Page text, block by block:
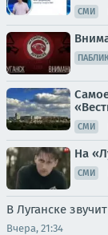
СМИ
СМИ
На
СМИ
В Луганске
Вчера, 21:34